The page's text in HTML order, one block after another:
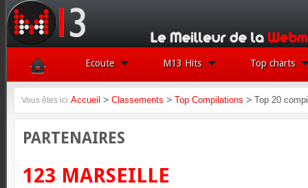
Ecoute M13 Hits Top charts
Vous êtes ici Accueil > Classements > Top Compilations > Top 20
PARTENAIRES
123 MARSEILLE